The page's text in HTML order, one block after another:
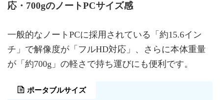
応・700gのノートPCサイズ感
一般的なノートPCに採用されている「約15.6イン
チ」で解像度が「フルHD対応」、さらに本体重量
が「約700g」の軽さで持ち運びにも便利です。
ポータブルサイズ